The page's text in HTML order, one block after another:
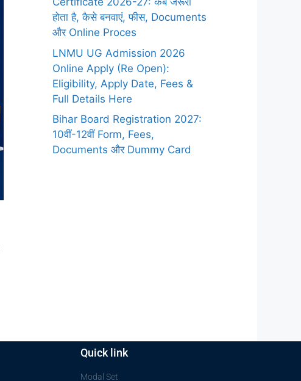
होता है, कैसे बनवाएं, फीस, Documents
और Online Proces
LNMU UG Admission 2026
Online Apply (Re Open):
Eligibility, Apply Date, Fees &
Full Details Here
Bihar Board Registration 2027:
10वीं-12वीं Form, Fees,
Documents और Dummy Card
Quick link
Modal Set